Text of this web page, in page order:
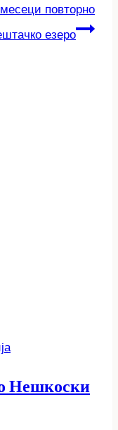
повторно
езеро
Нешкоски